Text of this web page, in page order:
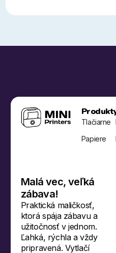
Tlačiarne
Papiere
Malá vec, veľká
zábava!
Praktická maličkosť,
ktorá spája zábavu a
užitočnosť v jednom.
Ľahká, rýchla a vždy
pripravená. Vytlačí